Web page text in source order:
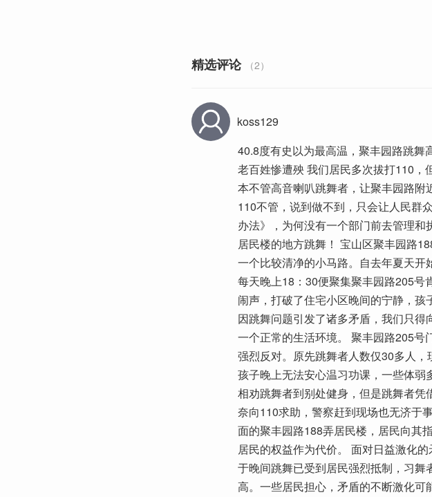
精选评论 （2）
koss129
40.8度有史以为最高温，聚丰园路跳舞
老百姓惨遭殃 我们居民多次拔打110
本不管高音喇叭跳舞者，让聚丰园路
110不管，说到做不到，只会让人民群
办法》，为何没有一个部门前去管理
居民楼的地方跳舞！ 宝山区聚丰园路
一个比较清净的小马路。自去年夏天
每天晚上18：30便聚集聚丰园路205号
闹声，打破了住宅小区晚间的宁静，孩
因跳舞问题引发了诸多矛盾，我们只
一个正常的生活环境。 聚丰园路205
强烈反对。原先跳舞者人数仅30多人
孩子晚上无法安心温习功课，一些体
相劝跳舞者到别处健身，但是跳舞者
奈向110求助，警察赶到现场也无济于
面的聚丰园路188弄居民楼，居民向其
居民的权益作为代价。 面对日益激化
于晚间跳舞已受到居民强烈抵制，习
高。一些居民担心，矛盾的不断激化